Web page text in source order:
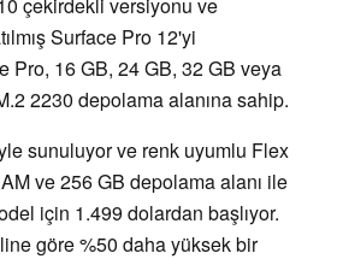
Surface Pro 12'yi
Pro, 16 GB, 24 GB, 32 GB veya
2230 depolama alanına sahip.
sunuluyor ve renk uyumlu Flex
ve 256 GB depolama alanı ile
için 1.499 dolardan başlıyor.
göre %50 daha yüksek bir